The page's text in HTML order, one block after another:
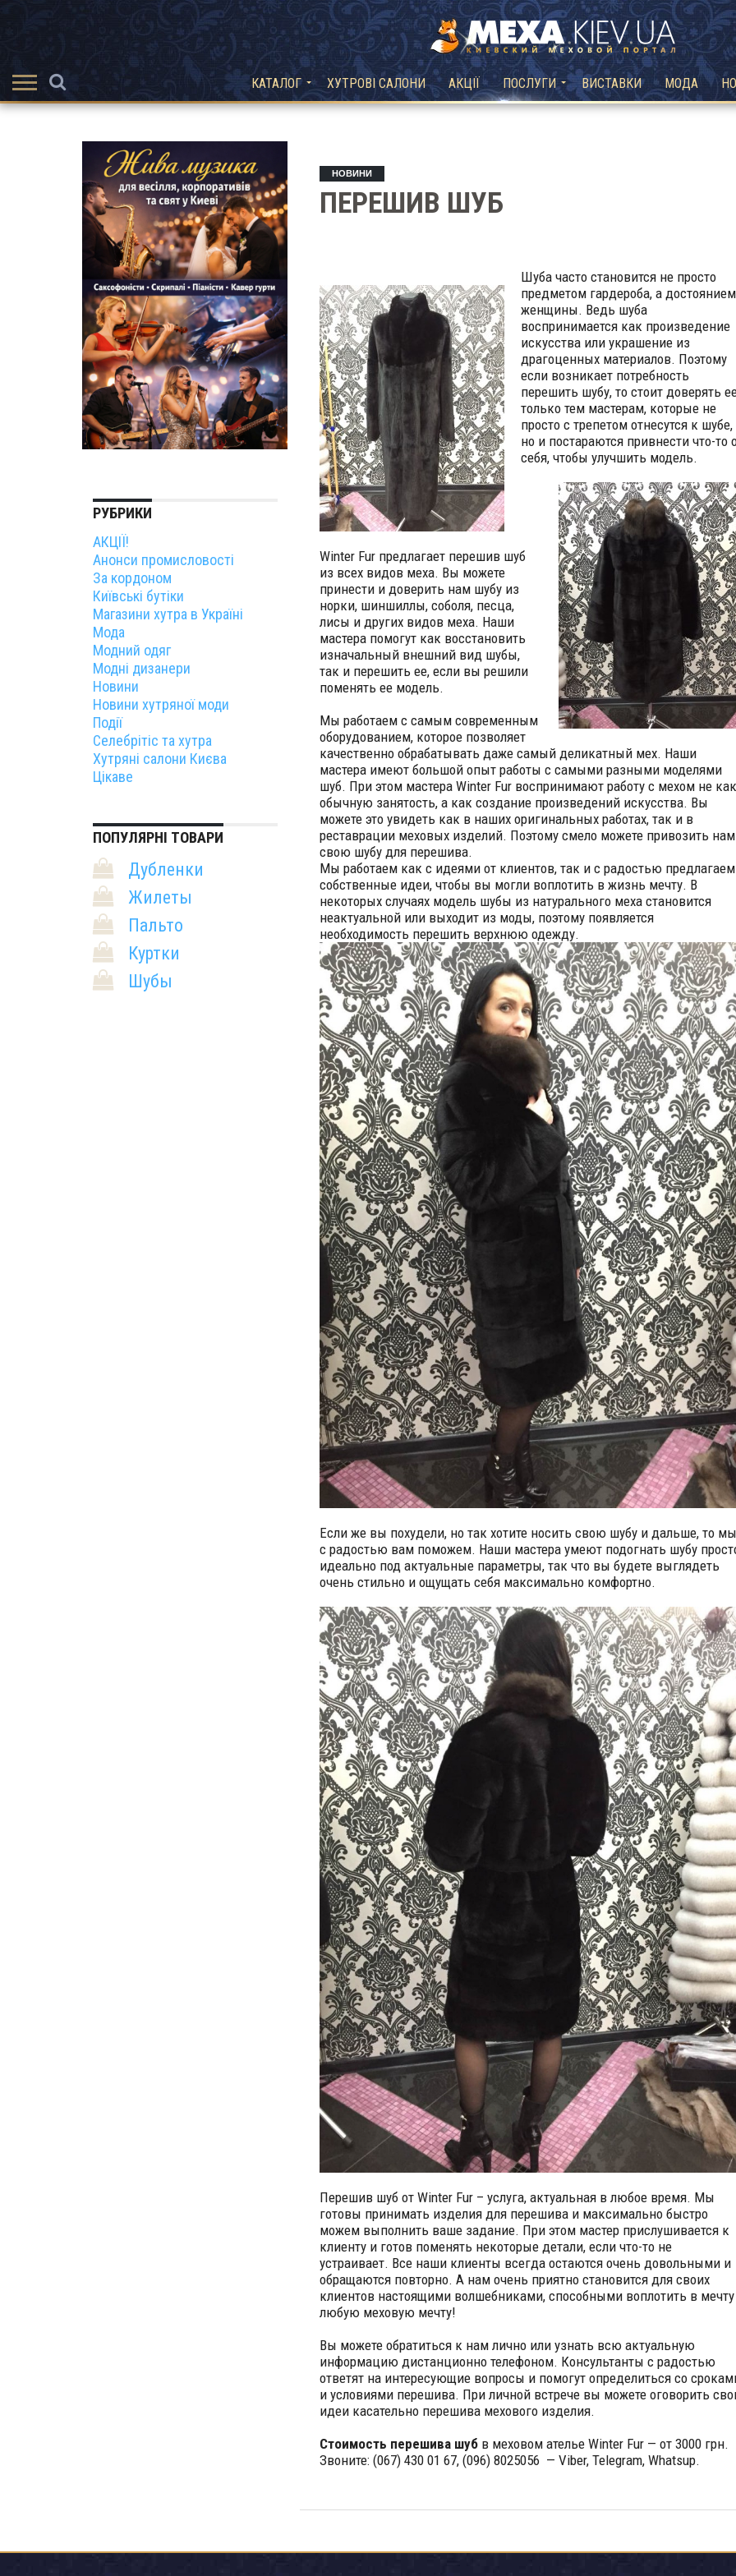
КАТАЛОГ ХУТРОВІ САЛОНИ АКЦІЇ ПОСЛУГИ ВИСТАВКИ МОДА
НОВИНИ
ПЕРЕШИВ ШУБ
Шуба часто становится не просто
предметом гардероба, а достоянием
женщины. Ведь шуба
воспринимается как произведение
искусства или украшение из
драгоценных материалов. Поэтому
если возникает потребность
перешить шубу, то стоит доверять
только тем мастерам, которые не
просто с трепетом отнесутся к шубе,
но и постараются привнести что-то
себя, чтобы улучшить модель.
Winter Fur предлагает перешив шуб
из всех видов меха. Вы можете
принести и доверить нам шубу из
норки, шиншиллы, соболя, песца,
лисы и других видов меха. Наши
мастера помогут как восстановить
изначальный внешний вид шубы,
так и перешить ее, если вы решили
поменять ее модель.
Мы работаем с самым современным
оборудованием, которое позволяет
качественно обрабатывать даже самый деликатный мех. Наши
мастера имеют большой опыт работы с самыми разными моделями
шуб. При этом мастера Winter Fur воспринимают работу с мехом не как
обычную занятость, а как создание произведений искусства. Вы
можете это увидеть как в наших оригинальных работах, так и в
реставрации меховых изделий. Поэтому смело можете привозить нам
свою шубу для перешива.
Мы работаем как с идеями от клиентов, так и с радостью предлагаем
собственные идеи, чтобы вы могли воплотить в жизнь мечту. В
некоторых случаях модель шубы из натурального меха становится
неактуальной или выходит из моды, поэтому появляется
необходимость перешить верхнюю одежду.
Если же вы похудели, но так хотите носить свою шубу и дальше, то мы
с радостью вам поможем. Наши мастера умеют подогнать шубу
идеально под актуальные параметры, так что вы будете выглядеть
очень стильно и ощущать себя максимально комфортно.
Перешив шуб от Winter Fur – услуга, актуальная в любое время. Мы
готовы принимать изделия для перешива и максимально быстро
можем выполнить ваше задание. При этом мастер прислушивается к
клиенту и готов поменять некоторые детали, если что-то не
устраивает. Все наши клиенты всегда остаются очень довольными и
обращаются повторно. А нам очень приятно становится для своих
клиентов настоящими волшебниками, способными воплотить в мечту
любую меховую мечту!
Вы можете обратиться к нам лично или узнать всю актуальную
информацию дистанционно телефоном. Консультанты с радостью
ответят на интересующие вопросы и помогут определиться со
и условиями перешива. При личной встрече вы можете оговорить
идеи касательно перешива мехового изделия.
Стоимость перешива шубв меховом ателье Winter Fur — от 3000 грн.
Звоните: (067) 430 01 67, (096) 8025056 — Viber, Telegram, Whatsup.
РУБРИКИ
АКЦІЇ!
Анонси промисловості
За кордоном
Київські бутіки
Магазини хутра в Україні
Мода
Модний одяг
Модні дизанери
Новини
Новини хутряної моди
Події
Селебрітіс та хутра
Хутряні салони Києва
Цікаве
ПОПУЛЯРНІ ТОВАРИ
Дубленки
Жилеты
Пальто
Куртки
Шубы